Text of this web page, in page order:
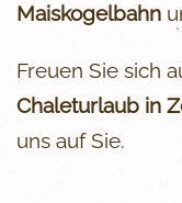
Maiskogelbahn
Freuen Sie sich
Chaleturlaub in
uns auf Sie.